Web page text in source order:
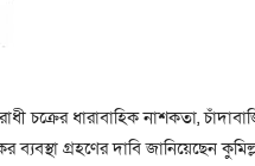
চক্রের ধারাবাহিক নাশকতা,
ব্যবস্থা গ্রহণের দাবি জানিয়েছেন